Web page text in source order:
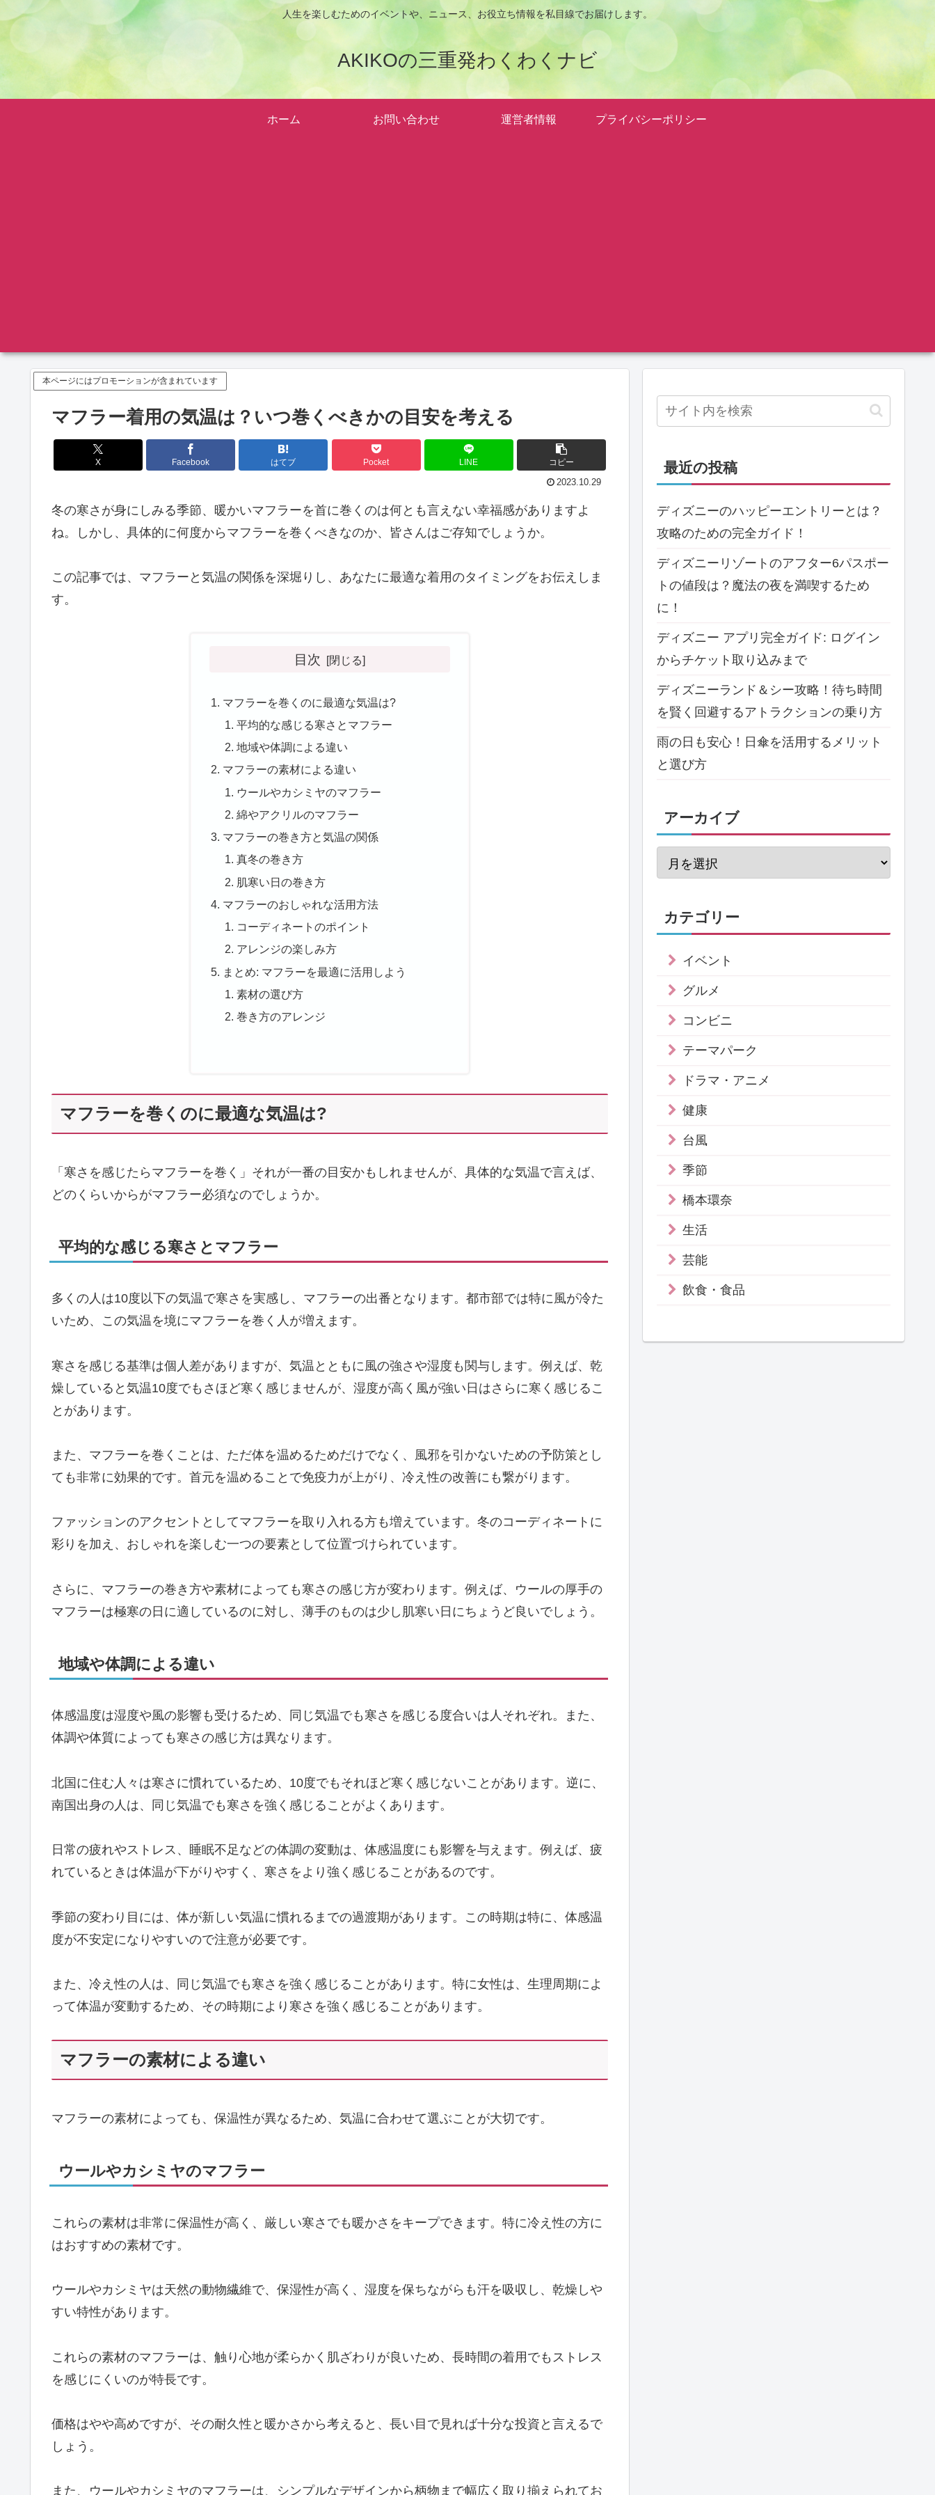
人生を楽しむためのイベントや、ニュース、お役立ち情報を私目線でお届けします。
AKIKOの三重発わくわくナビ
ホーム お問い合わせ 運営者情報 プライバシーポリシー
本ページにはプロモーションが含まれています
マフラー着用の気温は？いつ巻くべきかの目安を考える
X Facebook はてブ Pocket LINE コピー
2023.10.29
冬の寒さが身にしみる季節、暖かいマフラーを首に巻くのは何とも言えない幸福感がありますよ
ね。しかし、具体的に何度からマフラーを巻くべきなのか、皆さんはご存知でしょうか。
この記事では、マフラーと気温の関係を深堀りし、あなたに最適な着用のタイミングをお伝えしま
す。
目次
マフラーを巻くのに最適な気温は?
平均的な感じる寒さとマフラー
地域や体調による違い
マフラーの素材による違い
ウールやカシミヤのマフラー
綿やアクリルのマフラー
マフラーの巻き方と気温の関係
真冬の巻き方
肌寒い日の巻き方
マフラーのおしゃれな活用方法
コーディネートのポイント
アレンジの楽しみ方
まとめ: マフラーを最適に活用しよう
素材の選び方
巻き方のアレンジ
マフラーを巻くのに最適な気温は?
「寒さを感じたらマフラーを巻く」それが一番の目安かもしれませんが、具体的な気温で言えば、
どのくらいからがマフラー必須なのでしょうか。
平均的な感じる寒さとマフラー
多くの人は10度以下の気温で寒さを実感し、マフラーの出番となります。都市部では特に風が冷た
いため、この気温を境にマフラーを巻く人が増えます。
寒さを感じる基準は個人差がありますが、気温とともに風の強さや湿度も関与します。例えば、乾
燥していると気温10度でもさほど寒く感じませんが、湿度が高く風が強い日はさらに寒く感じるこ
とがあります。
また、マフラーを巻くことは、ただ体を温めるためだけでなく、風邪を引かないための予防策とし
ても非常に効果的です。首元を温めることで免疫力が上がり、冷え性の改善にも繋がります。
ファッションのアクセントとしてマフラーを取り入れる方も増えています。冬のコーディネートに
彩りを加え、おしゃれを楽しむ一つの要素として位置づけられています。
さらに、マフラーの巻き方や素材によっても寒さの感じ方が変わります。例えば、ウールの厚手の
マフラーは極寒の日に適しているのに対し、薄手のものは少し肌寒い日にちょうど良いでしょう。
地域や体調による違い
体感温度は湿度や風の影響も受けるため、同じ気温でも寒さを感じる度合いは人それぞれ。また、
体調や体質によっても寒さの感じ方は異なります。
北国に住む人々は寒さに慣れているため、10度でもそれほど寒く感じないことがあります。逆に、
南国出身の人は、同じ気温でも寒さを強く感じることがよくあります。
日常の疲れやストレス、睡眠不足などの体調の変動は、体感温度にも影響を与えます。例えば、疲
れているときは体温が下がりやすく、寒さをより強く感じることがあるのです。
季節の変わり目には、体が新しい気温に慣れるまでの過渡期があります。この時期は特に、体感温
度が不安定になりやすいので注意が必要です。
また、冷え性の人は、同じ気温でも寒さを強く感じることがあります。特に女性は、生理周期によ
って体温が変動するため、その時期により寒さを強く感じることがあります。
マフラーの素材による違い
マフラーの素材によっても、保温性が異なるため、気温に合わせて選ぶことが大切です。
ウールやカシミヤのマフラー
これらの素材は非常に保温性が高く、厳しい寒さでも暖かさをキープできます。特に冷え性の方に
はおすすめの素材です。
ウールやカシミヤは天然の動物繊維で、保湿性が高く、湿度を保ちながらも汗を吸収し、乾燥しや
すい特性があります。
これらの素材のマフラーは、触り心地が柔らかく肌ざわりが良いため、長時間の着用でもストレス
を感じにくいのが特長です。
価格はやや高めですが、その耐久性と暖かさから考えると、長い目で見れば十分な投資と言えるで
しょう。
また、ウールやカシミヤのマフラーは、シンプルなデザインから柄物まで幅広く取り揃えられてお
最近の投稿
ディズニーのハッピーエントリーとは？
攻略のための完全ガイド！
ディズニーリゾートのアフター6パスポー
トの値段は？魔法の夜を満喫するため
に！
ディズニー アプリ完全ガイド: ログイン
からチケット取り込みまで
ディズニーランド＆シー攻略！待ち時間
を賢く回避するアトラクションの乗り方
雨の日も安心！日傘を活用するメリット
と選び方
アーカイブ
カテゴリー
イベント
グルメ
コンビニ
テーマパーク
ドラマ・アニメ
健康
台風
季節
橋本環奈
生活
芸能
飲食・食品